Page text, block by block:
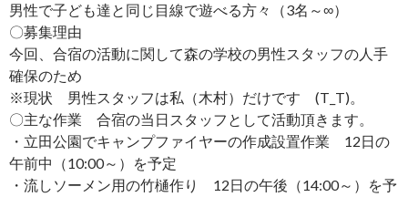
男性で子ども達と同じ目線で遊べる方々（3名～∞）
〇募集理由
今回、合宿の活動に関して森の学校の男性スタッフの人手
確保のため
※現状 男性スタッフは私（木村）だけです (T_T)。
〇主な作業 合宿の当日スタッフとして活動頂きます。
・立田公園でキャンプファイヤーの作成設置作業 12日の
午前中（10:00～）を予定
・流しソーメン用の竹樋作り 12日の午後（14:00～）を予